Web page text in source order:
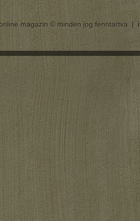
magazin © minden jog fenntartva |